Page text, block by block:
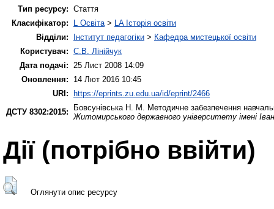
Тип ресурсу: Стаття
Класифікатор:
L Освіта > LA Історія освіти
Відділи:
Інститут педагогіки > Кафедра мистецької освіти
Користувач: С.В. Лінійчук
Дата подачі:
25 Лист 2008 14:09
Оновлення:
14 Лют 2016 10:45
URI: https://eprints.zu.edu.ua/id/eprint/2466
ДСТУ 8302:2015:
Бовсунівська Н. М.
Методичне забезпечення
Житомирського державного університету імені
Дії ​​(потрібно ввійти)
Оглянути опис ресурсу